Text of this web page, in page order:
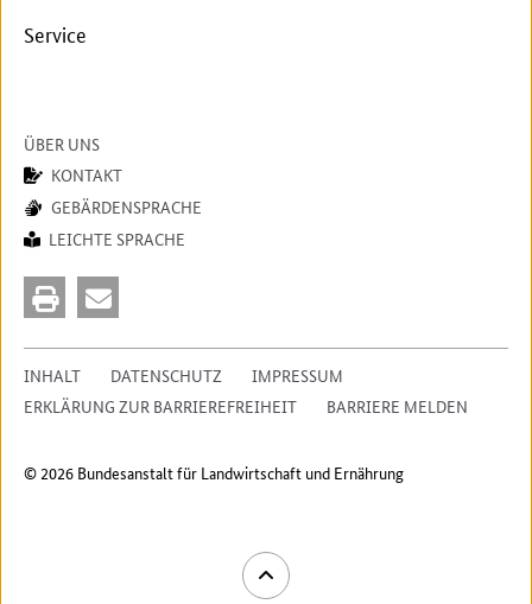
Service
ÜBER UNS
KONTAKT
GEBÄRDENSPRACHE
LEICHTE SPRACHE
INHALT DATENSCHUTZ
IMPRESSUM
ERKLÄRUNG ZUR BARRIEREFREIHEIT
BARRIERE MELDEN
© 2026 Bundesanstalt für Landwirtschaft und Ernährung